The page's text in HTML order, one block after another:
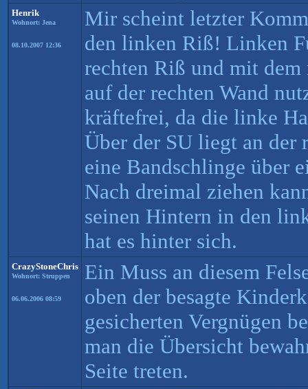
Henrik
Wohnort: Jena
08.10.2007 12:36
Mir scheint letzter
den linken Riß! Linken
rechten Riß und mit dem
auf der rechten Wand
kräftefrei, da die linke
Über der SU liegt an der
eine Bandschlinge über
Nach dreimal ziehen
seinen Hintern in den
hat es hinter sich.
CrazyStoneChris
Wohnort: Struppen
06.06.2006 08:59
Ein Muss an diesem
oben der besagte
gesicherten Vergnügen
man die Übersicht
Seite treten.